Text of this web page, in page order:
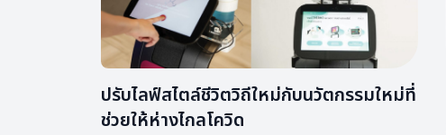
ปรับไลฟ์สไตล์ชีวิตวิถีใหม่กับนวัตกรรมใหม่ที่
ช่วยให้ห่างไกลโควิด